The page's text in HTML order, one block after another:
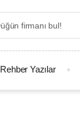
Rehber Yazılar